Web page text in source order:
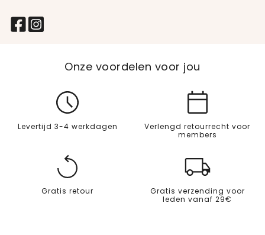
Onze voordelen voor jou
Levertijd 3-4 werkdagen
Verlengd retourrecht voor
members
Gratis retour
Gratis verzending voor
leden vanaf 29€